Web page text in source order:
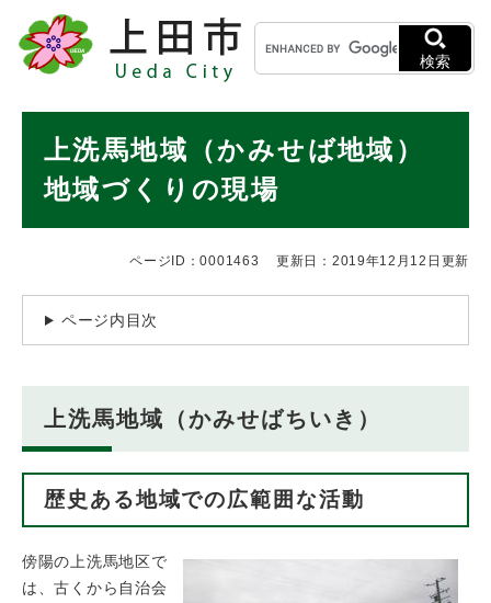
メニューを飛ばして本文へ
キ
ー
ワ
検
検索
上洗馬地域（かみせば地域）
地域づくりの現場
ページID：0001463 更新日：2019年12月12日更新
ページ内目次
上洗馬地域（かみせばちいき）
歴史ある地域での広範囲な活動
傍陽の上洗馬地区で
は、古くから自治会